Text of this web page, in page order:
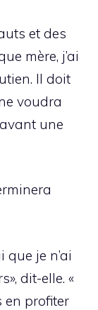
et des
mère, j’ai
Il doit
voudra
une
que je n’ai
dit-elle. «
en profiter